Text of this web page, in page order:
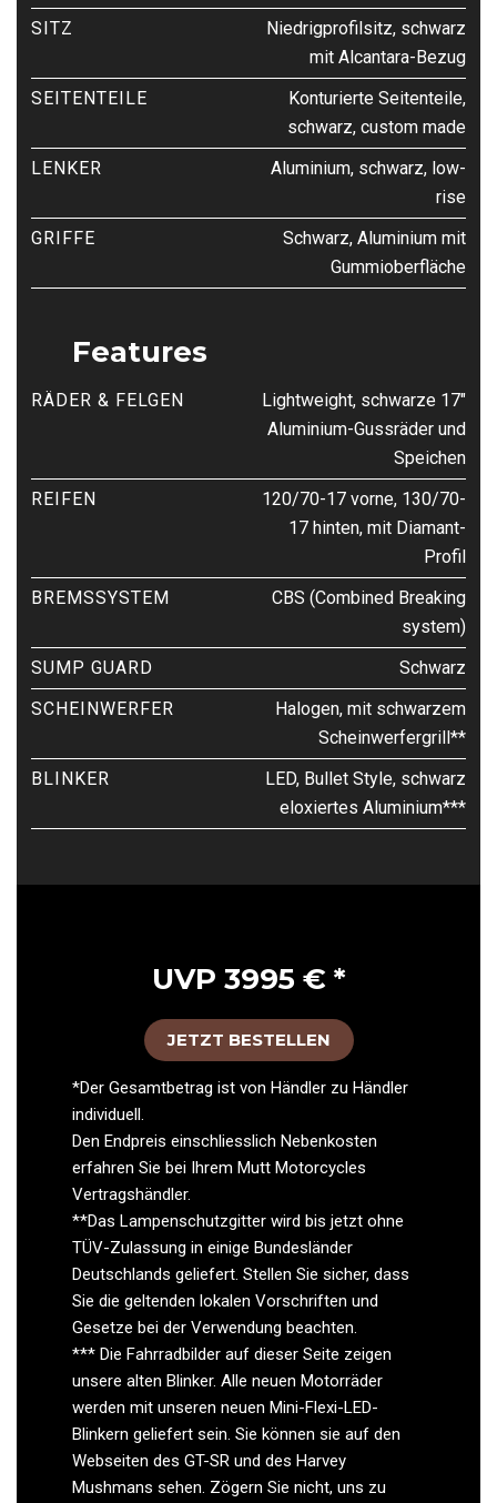
SITZ
Niedrigprofilsitz, schwarz
mit Alcantara-Bezug
SEITENTEILE
Konturierte Seitenteile,
schwarz, custom made
LENKER
Aluminium, schwarz, low-
rise
GRIFFE
Schwarz, Aluminium mit
Gummioberfläche
Features
RÄDER & FELGEN
Lightweight, schwarze 17″
Aluminium-Gussräder und
Speichen
REIFEN
120/70-17 vorne, 130/70-
17 hinten, mit Diamant-
Profil
BREMSSYSTEM
CBS (Combined Breaking
system)
SUMP GUARD
Schwarz
SCHEINWERFER
Halogen, mit schwarzem
Scheinwerfergrill**
BLINKER
LED, Bullet Style, schwarz
eloxiertes Aluminium***
UVP 3995 € *
JETZT BESTELLEN
*Der Gesamtbetrag ist von Händler zu Händler
individuell.
Den Endpreis einschliesslich Nebenkosten
erfahren Sie bei Ihrem Mutt Motorcycles
Vertragshändler.
**Das Lampenschutzgitter wird bis jetzt ohne
TÜV-Zulassung in einige Bundesländer
Deutschlands geliefert. Stellen Sie sicher, dass
Sie die geltenden lokalen Vorschriften und
Gesetze bei der Verwendung beachten.
*** Die Fahrradbilder auf dieser Seite zeigen
unsere alten Blinker. Alle neuen Motorräder
werden mit unseren neuen Mini-Flexi-LED-
Blinkern geliefert sein. Sie können sie auf den
Webseiten des GT-SR und des Harvey
Mushmans sehen. Zögern Sie nicht, uns zu